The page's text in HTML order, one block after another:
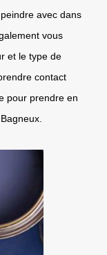
avec dans
vous
et le type de
contact
pour prendre en